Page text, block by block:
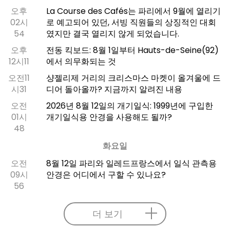
오후
02시
54
La Course des Cafés는 파리에서 9월에 열리기
로 예고되어 있던, 서빙 직원들의 상징적인 대회
였지만 결국 열리지 않게 되었습니다.
오후
12시11
전동 킥보드: 8월 1일부터 Hauts-de-Seine(92)
에서 의무화되는 것
오전11
시31
샹젤리제 거리의 크리스마스 마켓이 올겨울에 드
디어 돌아올까? 지금까지 알려진 내용
오전
01시
48
2026년 8월 12일의 개기일식: 1999년에 구입한
개기일식용 안경을 사용해도 될까?
화요일
오전
09시
56
8월 12일 파리와 일레드프랑스에서 일식 관측용
안경은 어디에서 구할 수 있나요?
더 보기